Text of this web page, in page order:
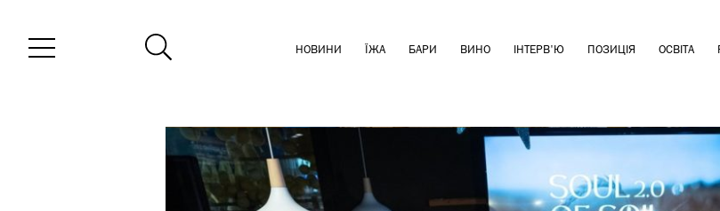
НОВИНИ ЇЖА БАРИ ВИНО ІНТЕРВ'Ю ПОЗИЦІЯ ОСВІТА